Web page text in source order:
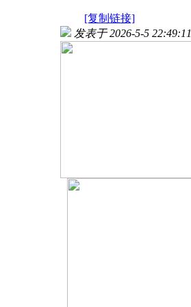
[复制链接]
发表于 2026-5-5 22:49:11